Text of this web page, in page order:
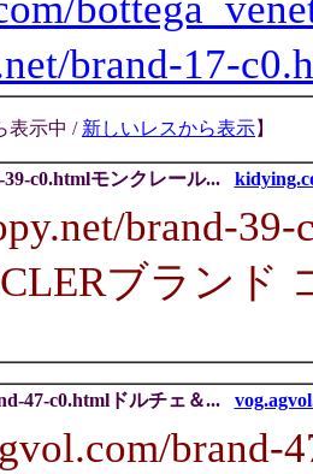
brand-17-
表示中 / 新しいレスから表示】
c0.htmlモンクレール...
brand-
ブランド
47-c0.htmlドルチェ＆...